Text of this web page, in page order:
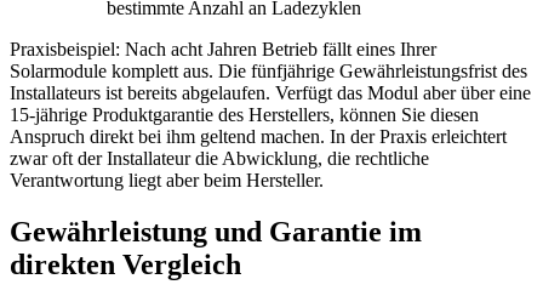
bestimmte Anzahl an Ladezyklen
Praxisbeispiel: Nach acht Jahren Betrieb fällt eines Ihrer
Solarmodule komplett aus. Die fünfjährige Gewährleistungsfrist des
Installateurs ist bereits abgelaufen. Verfügt das Modul aber über eine
15-jährige Produktgarantie des Herstellers, können Sie diesen
Anspruch direkt bei ihm geltend machen. In der Praxis erleichtert
zwar oft der Installateur die Abwicklung, die rechtliche
Verantwortung liegt aber beim Hersteller.
Gewährleistung und Garantie im
direkten Vergleich